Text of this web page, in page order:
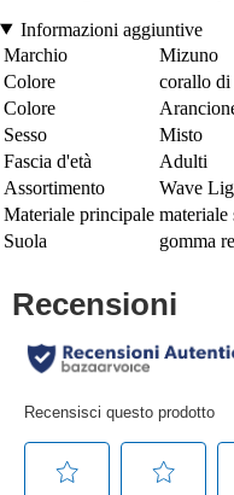
Informazioni aggiuntive
Marchio
Mizuno
Colore
corallo di
Colore
Sesso
Misto
Fascia d'età
Adulti
Assortimento
Wave
Materiale principale materiale
Suola
gomma